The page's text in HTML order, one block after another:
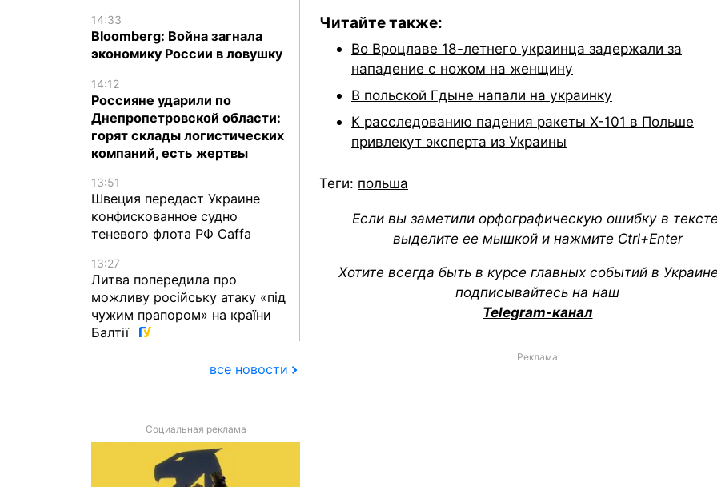
Читайте также:
Во Вроцлаве 18-летнего украинца задержали за
нападение с ножом на женщину
В польской Гдыне напали на украинку
К расследованию падения ракеты Х-101 в Польше
привлекут эксперта из Украины
Теги: польша
Если вы заметили орфографическую ошибку в
выделите ее мышкой и нажмите Ctrl+Enter
Хотите всегда быть в курсе главных событий в
подписывайтесь на наш
Telegram-канал
Реклама
14:33
Bloomberg: Война загнала
экономику России в ловушку
14:12
Россияне ударили по
Днепропетровской области:
горят склады логистических
компаний, есть жертвы
13:51
Швеция передаст Украине
конфискованное судно
теневого флота РФ Caffa
13:27
Литва попередила про
можливу російську атаку «під
чужим прапором» на країни
Балтії
все новости
Социальная реклама